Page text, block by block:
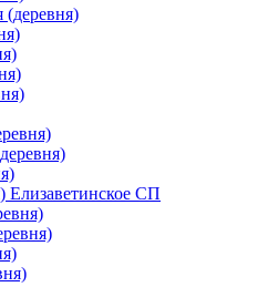
(деревня)
Елизаветинское СП